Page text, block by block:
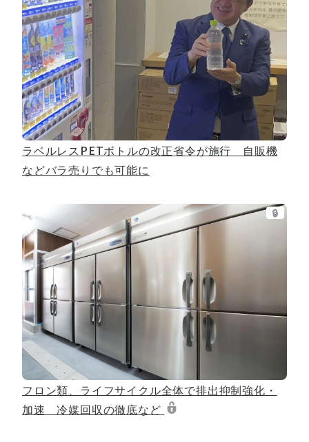
ラベルレスPETボトルの改正省令が施行 自販機
などバラ売りでも可能に
🔒
フロン類、ライフサイクル全体で排出抑制強化・
加速 冷媒回収の徹底など